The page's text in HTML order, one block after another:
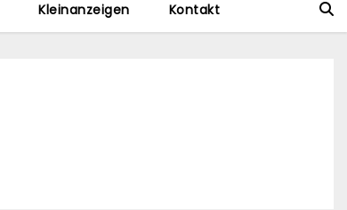
Kleinanzeigen Kontakt